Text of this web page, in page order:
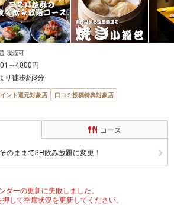
喫煙可
～4000円
り徒歩約3分
ント還元対象店
口コミ投稿特典対象店
コース
のままで3H飲み放題に変更！
ダーの更新に失敗しました。
して空席状況を更新してください。